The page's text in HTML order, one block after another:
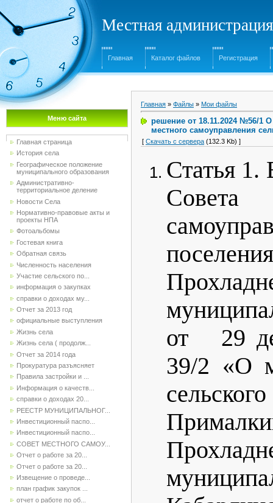
Местная
Главная Каталог файлов Регистрация
Меню сайта
Главная страница
История села
Географическое положение
муниципального образования
Административно-
территориальное деление
Новости Села
Нормативно-правовые акты и
проекты НПА
Фотоальбомы
Гостевая книга
Обратная связь
Численность населения
Участие сельского по...
информация о закупках
справки о доходах му...
Отчет за 2013 год
официальные выступления
Жизнь села
Жизнь села ( продолж...
Отчет за 2014 года
Прокуратура разъясняет
Правила застройки и ...
Информация о качеств...
справки о доходах 20...
РЕЕСТР МУНИЦИПАЛЬНОГ...
Инвестиционный паспо...
Инвестиционный паспо...
СОВЕТ МЕСТНОГО САМОУ...
Отчет о работе за 20...
Отчет о работе за 20...
Извещение о проведе...
план график закупок ...
отчет о работе по об...
Главная » Файлы » Мои файлы
решение от 18.11.2024 №56/1
местного самоуправления
[ Скачать с сервера (132.3 Kb) ]
Статья 1.
от 29
39/2 «О